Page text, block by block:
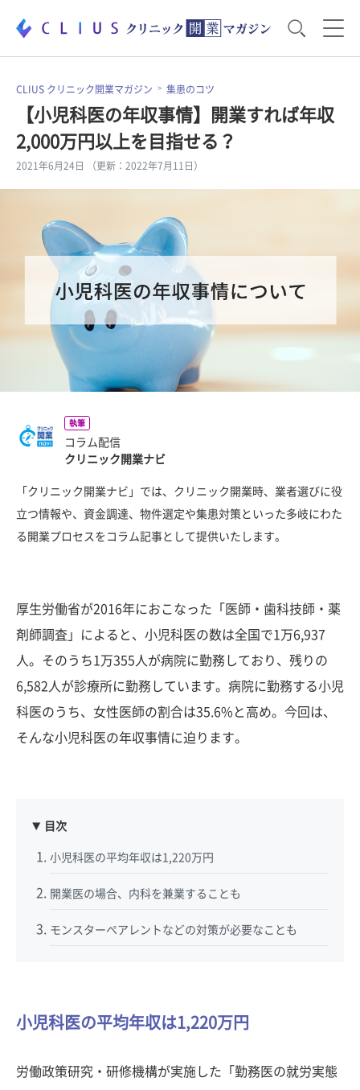
お役立ち資料 運営・経営のポイント
開業医のリアル 開業準備で大事なこと
集患のコツ
CLIUS クリニック開業マガジン 集患のコツ
【小児科医の年収事情】開業すれば年収
2,000万円以上を目指せる？
2021年6月24日 （更新：2022年7月11日）
執筆
コラム配信
クリニック開業ナビ
「クリニック開業ナビ」では、クリニック開業時、業者選びに役
立つ情報や、資金調達、物件選定や集患対策といった多岐にわた
る開業プロセスをコラム記事として提供いたします。
厚生労働省が2016年におこなった「医師・歯科技師・薬
剤師調査」によると、小児科医の数は全国で1万6,937
人。そのうち1万355人が病院に勤務しており、残りの
6,582人が診療所に勤務しています。病院に勤務する小児
科医のうち、女性医師の割合は35.6%と高め。今回は、
そんな小児科医の年収事情に迫ります。
目次
小児科医の平均年収は1,220万円
開業医の場合、内科を兼業することも
モンスターペアレントなどの対策が必要なことも
小児科医の平均年収は1,220万円
労働政策研究・研修機構が実施した「勤務医の就労実態